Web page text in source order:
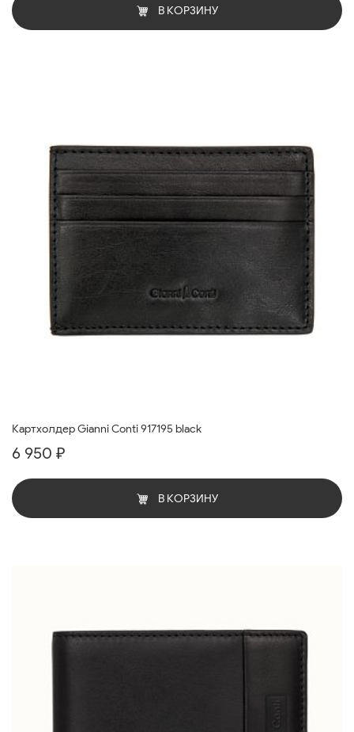
В КОРЗИНУ
Картхолдер Gianni Conti 917195 black
6 950 ₽
В КОРЗИНУ